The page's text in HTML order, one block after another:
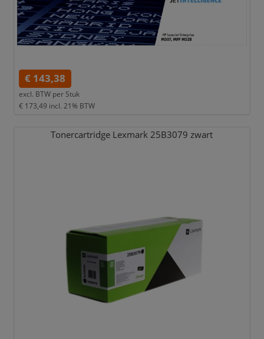
€ 143,38
excl. BTW per Stuk
€ 173,49 incl. 21% BTW
Tonercartridge Lexmark 25B3079 zwart